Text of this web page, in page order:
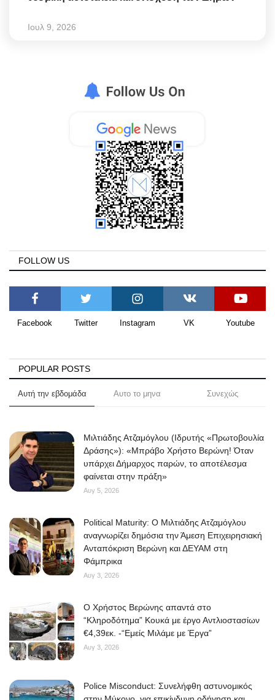
Ιουλ 9, 2026
FOLLOW US
Facebook Twitter Instagram VK Youtube
POPULAR POSTS
Αυτή την εβδομάδα Αυτο το μηνα Συνεχώς
Μιλτιάδης Ατζαμόγλου (Ιδρυτής «Πρωτοβουλία
Δράσης»): «Μπράβο Χρήστο Βερώνη! Όταν
υπάρχει Δήμαρχος παρών, το αποτέλεσμα
φαίνεται στην πράξη»
Αυγ 5, 2026
Political Maturity: Ο Μιλτιάδης Ατζαμόγλου
αναγνωρίζει δημόσια την Άμεση Επιχειρησιακή
Ανταπόκριση Βερώνη και ΔΕΥΑΜ στη
Φάμπρικα
Αυγ 3, 2026
O Χρήστος Βερώνης απαντά στο
“Κληροδότημα” Κουκά με έργο Αντλιοστασίων
€4,39εκ. -“Εμείς Μιλάμε με Έργα”
Αυγ 3, 2026
Police Misconduct: Συνελήφθη αστυνομικός